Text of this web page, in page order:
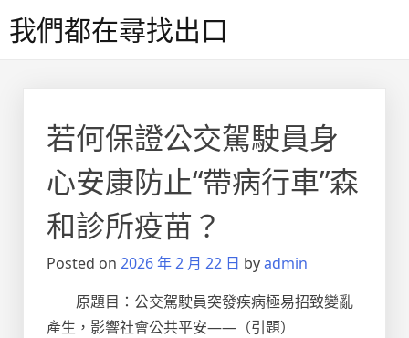
to我們都在尋找出口
若何保證公交駕駛員身
心安康防止“帶病行車”森
和診所疫苗？
Posted on 2026 年 2 月 22 日 byadmin
原題目：公交駕駛員突發疾病極易招致變亂
產生，影響社會公共平安——（引題）